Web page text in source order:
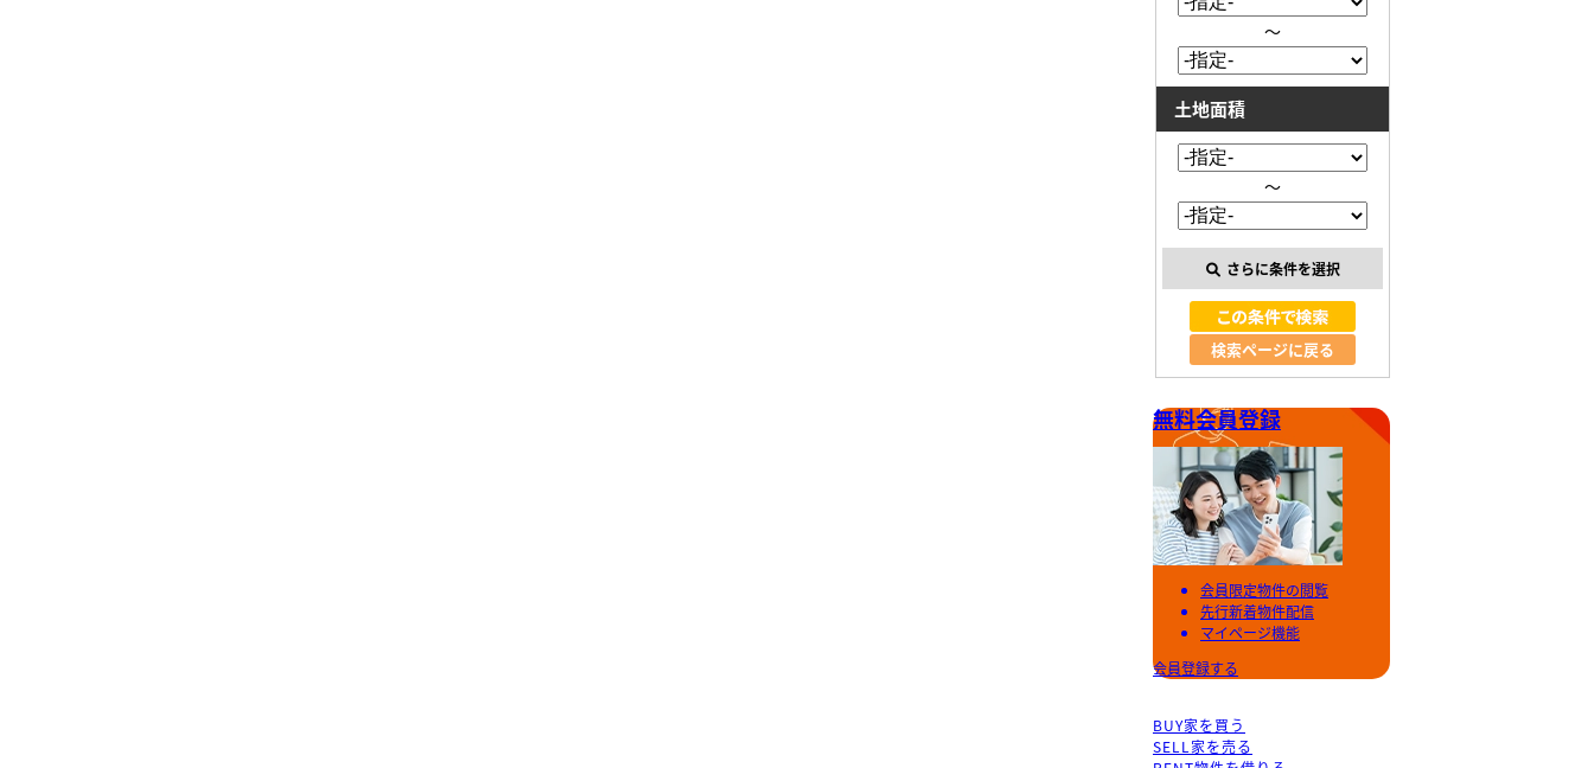
～
土地面積
～
さらに条件を選択
検索ページに戻る
無料会員登録
会員限定物件の閲覧
先行新着物件配信
マイページ機能
会員登録する
BUY家を買う
SELL 家を売る